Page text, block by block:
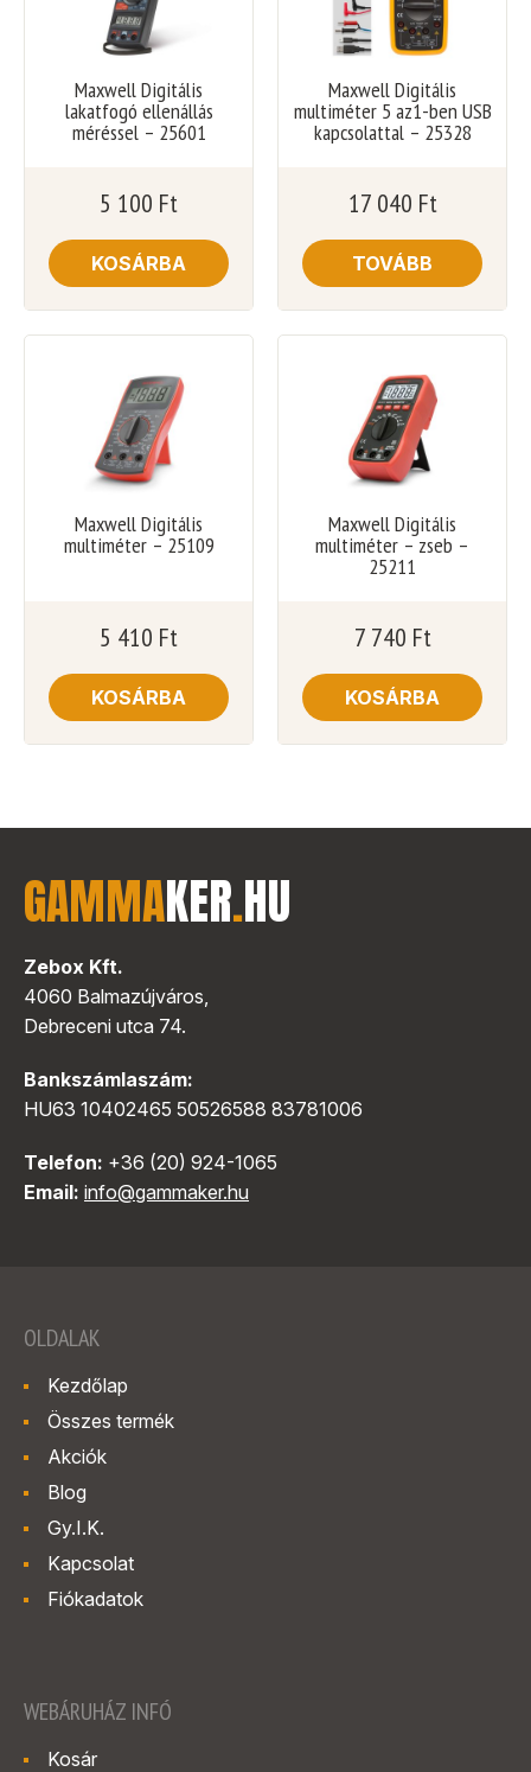
Maxwell Digitális
lakatfogó ellenállás
méréssel – 25601
5 100 Ft
KOSÁRBA
Maxwell Digitális
multiméter 5 az1-ben USB
kapcsolattal – 25328
17 040 Ft
TOVÁBB
Maxwell Digitális
multiméter – 25109
5 410 Ft
KOSÁRBA
Maxwell Digitális
multiméter – zseb –
25211
7 740 Ft
KOSÁRBA
GAMMAKER.HU
Zebox Kft.
4060 Balmazújváros,
Debreceni utca 74.
Bankszámlaszám:
HU63 10402465 50526588 83781006
Telefon: +36 (20) 924-1065
Email: info@gammaker.hu
OLDALAK
Kezdőlap
Összes termék
Akciók
Blog
Gy.I.K.
Kapcsolat
Fiókadatok
WEBÁRUHÁZ INFÓ
Kosár